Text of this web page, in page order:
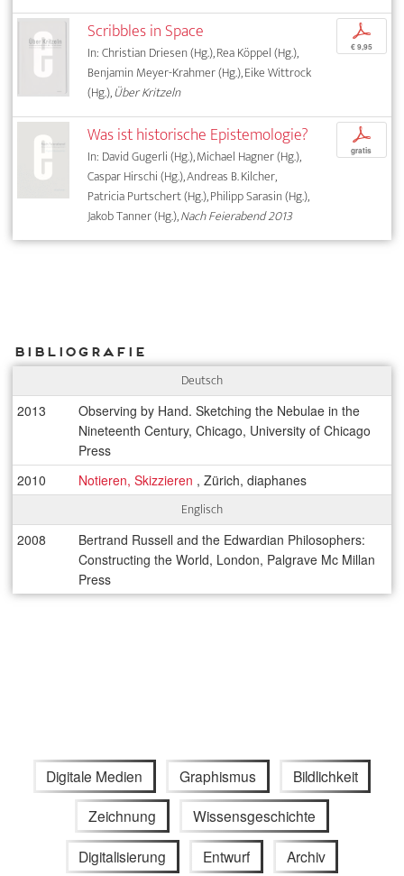
Scribbles in Space
In: Christian Driesen (Hg.), Rea Köppel (Hg.),
Benjamin Meyer-Krahmer (Hg.), Eike Wittrock
(Hg.),Über Kritzeln
p
€ 9,95
Was ist historische Epistemologie?
In: David Gugerli (Hg.), Michael Hagner (Hg.),
Caspar Hirschi (Hg.), Andreas B. Kilcher,
Patricia Purtschert (Hg.), Philipp Sarasin (Hg.),
Jakob Tanner (Hg.),Nach Feierabend 2013
p
gratis
Bibliografie
Deutsch
2013
Observing by Hand. Sketching the Nebulae in the
Nineteenth Century, Chicago, University of Chicago
Press
2010
Notieren, Skizzieren , Zürich, diaphanes
Englisch
2008
Bertrand Russell and the Edwardian Philosophers:
Constructing the World, London, Palgrave Mc Millan
Press
Digitale Medien Graphismus Bildlichkeit
Zeichnung Wissensgeschichte
Digitalisierung Entwurf Archiv